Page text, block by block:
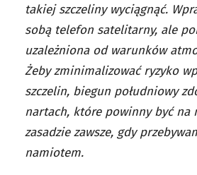
takiej szczeliny wyciągnąć.
sobą telefon satelitarny, ale
uzależniona od warunków
Żeby zminimalizować ryzyko
szczelin, biegun południowy
nartach, które powinny być na
zasadzie zawsze, gdy
namiotem.